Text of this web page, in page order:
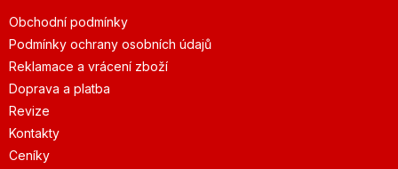
Obchodní podmínky
Podmínky ochrany osobních údajů
Reklamace a vrácení zboží
Doprava a platba
Revize
Kontakty
Ceníky